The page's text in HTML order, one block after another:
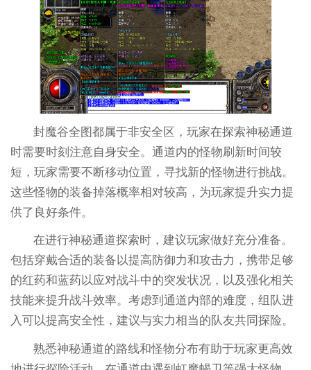
封魔谷全图都属于非安全区，玩家在探索神秘通道
时需要时刻注意自身安全。通道内的怪物刷新时间较
短，玩家需要不断移动位置，寻找新的怪物进行挑战。
这些怪物的装备掉落概率相对较高，为玩家提升实力提
供了良好条件。
在进行神秘通道探索时，建议玩家做好充分准备。
包括穿戴合适的装备以提高防御力和攻击力，携带足够
的红药和蓝药以应对战斗中的突发状况，以及强化相关
技能来提升战斗效率。考虑到通道内部的难度，组队进
入可以提高安全性，建议与实力相当的队友共同探险。
熟悉神秘通道的路线和怪物分布有助于玩家更高效